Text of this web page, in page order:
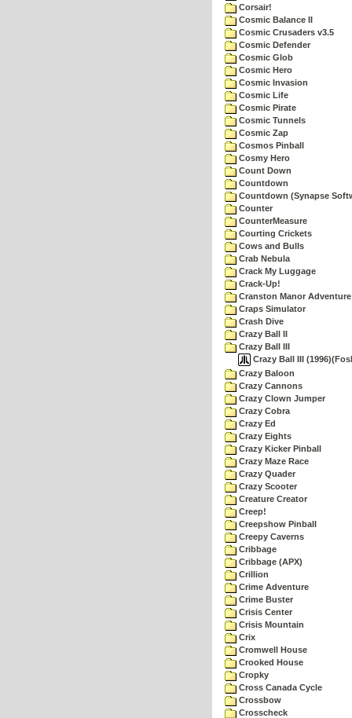
Corsair!
Cosmic Balance II
Cosmic Crusaders v3.5
Cosmic Defender
Cosmic Glob
Cosmic Hero
Cosmic Invasion
Cosmic Life
Cosmic Pirate
Cosmic Tunnels
Cosmic Zap
Cosmos Pinball
Cosmy Hero
Count Down
Countdown
Countdown (Synapse
Counter
CounterMeasure
Courting Crickets
Cows and Bulls
Crab Nebula
Crack My Luggage
Crack-Up!
Cranston Manor Adventure
Craps Simulator
Crash Dive
Crazy Ball II
Crazy Ball III
Crazy Ball III
Crazy Baloon
Crazy Cannons
Crazy Clown Jumper
Crazy Cobra
Crazy Ed
Crazy Eights
Crazy Kicker Pinball
Crazy Maze Race
Crazy Quader
Crazy Scooter
Creature Creator
Creep!
Creepshow Pinball
Creepy Caverns
Cribbage
Cribbage (APX)
Crillion
Crime Adventure
Crime Buster
Crisis Center
Crisis Mountain
Crix
Cromwell House
Crooked House
Cropky
Cross Canada Cycle
Crossbow
Crosscheck